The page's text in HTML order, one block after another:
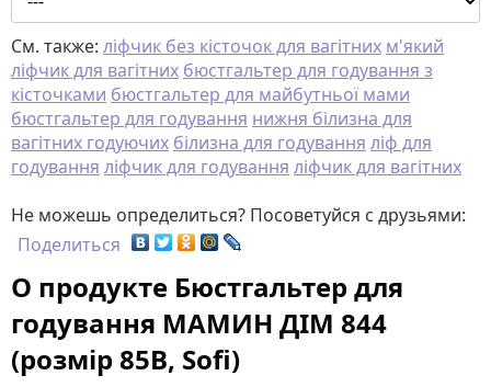
См. также: ліфчик без кісточок для вагітних м'який
ліфчик для вагітних бюстгальтер для годування з
кісточками бюстгальтер для майбутньої мами
бюстгальтер для годування нижня білизна для
вагітних годуючих білизна для годування ліф для
годування ліфчик для годування ліфчик для вагітних
Не можешь определиться? Посоветуйся с друзьями:
Поделиться
О продукте Бюстгальтер для
годування МАМИН ДІМ 844
(розмір 85B, Sofi)